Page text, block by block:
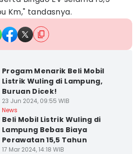
Km," tandasnya.
Progam Menarik Beli Mobil
Listrik Wuling di Lampung,
Buruan Dicek!
23 Jun 2024, 09:55 WIB
News
Beli Mobil Listrik Wuling di
Lampung Bebas Biaya
Perawatan 15,5 Tahun
17 Mar 2024, 14:18 WIB